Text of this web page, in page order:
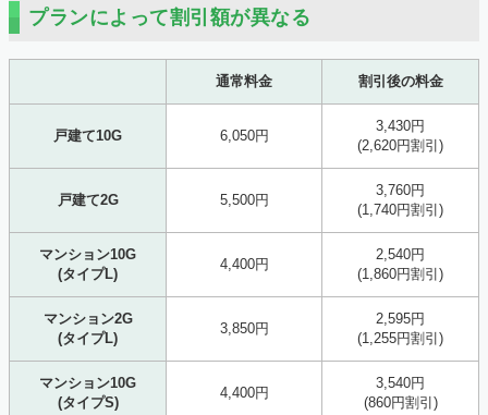
プランによって割引額が異なる
通常料金 割引後の料金
戸建て10G 6,050円
3,430円
(2,620円割引)
戸建て2G 5,500円
3,760円
(1,740円割引)
マンション10G
(タイプL)
4,400円
2,540円
(1,860円割引)
マンション2G
(タイプL)
3,850円
2,595円
(1,255円割引)
マンション10G
(タイプS)
4,400円
3,540円
(860円割引)